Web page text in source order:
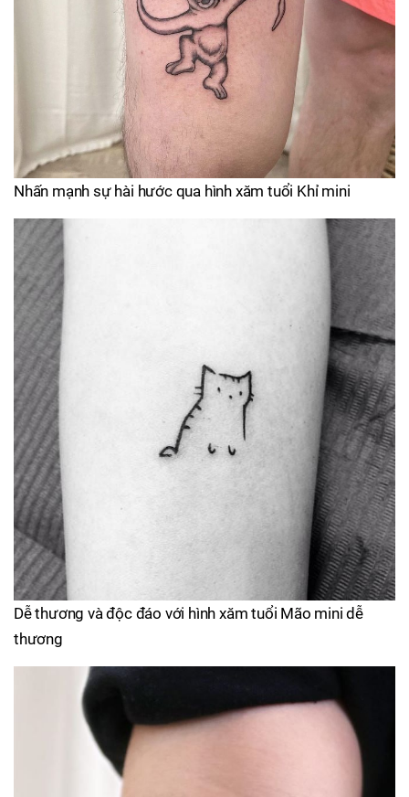
Nhấn mạnh sự hài hước qua hình xăm tuổi Khỉ mini
Dễ thương và độc đáo với hình xăm tuổi Mão mini dễ
thương